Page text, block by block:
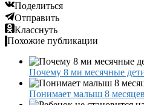
Поделиться
Отправить
Класснуть
Похожие публикации
Почему 8 ми месячные
Понимает малыш 8 месяцев